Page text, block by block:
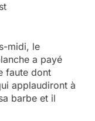
midi, le
a payé
faute dont
applaudiront à
barbe et il